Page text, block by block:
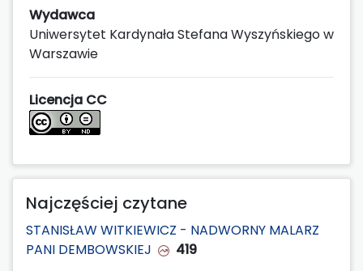
Wydawca
Uniwersytet Kardynała Stefana Wyszyńskiego w
Warszawie
Licencja CC
Najczęściej czytane
STANISŁAW WITKIEWICZ - NADWORNY MALARZ
PANI DEMBOWSKIEJ
419